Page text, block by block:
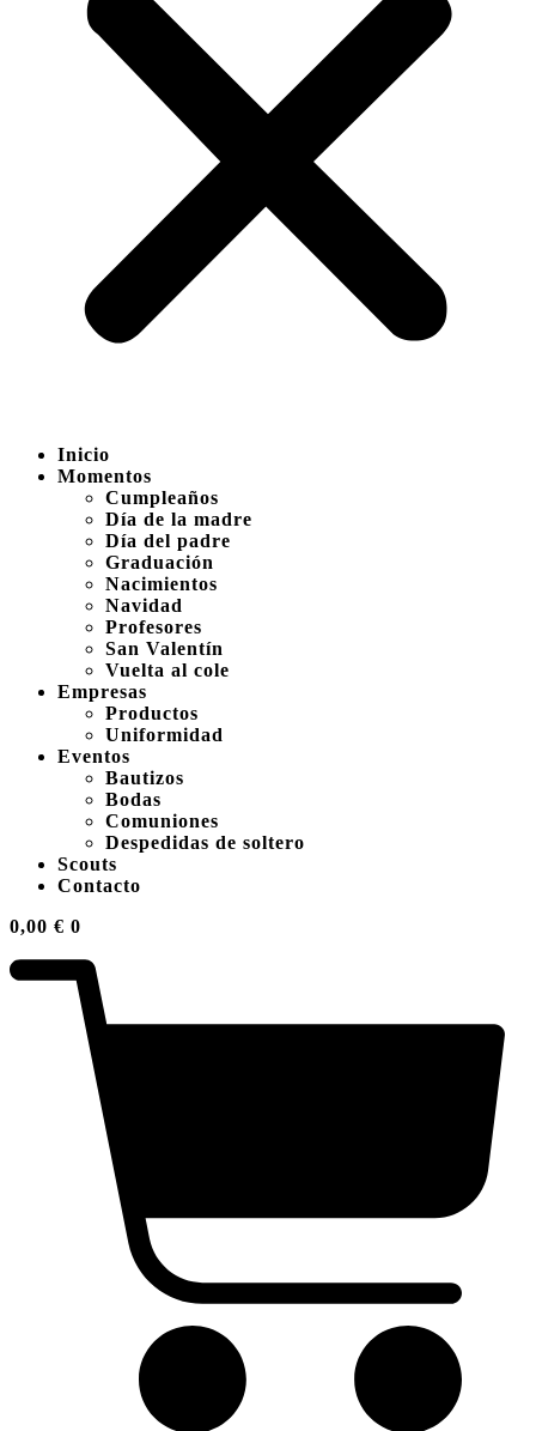
Inicio
Momentos
Cumpleaños
Día de la madre
Día del padre
Graduación
Nacimientos
Navidad
Profesores
San Valentín
Vuelta al cole
Empresas
Productos
Uniformidad
Eventos
Bautizos
Bodas
Comuniones
Despedidas de soltero
Scouts
Contacto
0,00 € 0